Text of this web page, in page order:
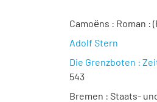
Camoёns : Roman :
Adolf Stern
Die Grenzboten :
543
Bremen : Staats-